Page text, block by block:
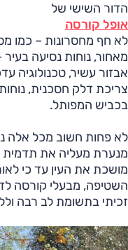
הדור השישי של
אופל קורסה
לא חף מחסרונות – כמו
מאחור, נוחות נסיעה בעיר
אבזור עשיר, טכנולוגיה
צריכת דלק חסכנית, נוחות
בכביש המפותל.
לא פחות חשוב מכל אלה
מנערת מעליה את תדמית
מושכת את העין עד כי
זכיתי בתשומת לב רבה